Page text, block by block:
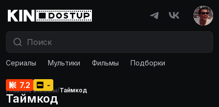
Сериалы Мультики Фильмы Подборки
Главная/Фильмы/Таймкод
7.2 -
Таймкод